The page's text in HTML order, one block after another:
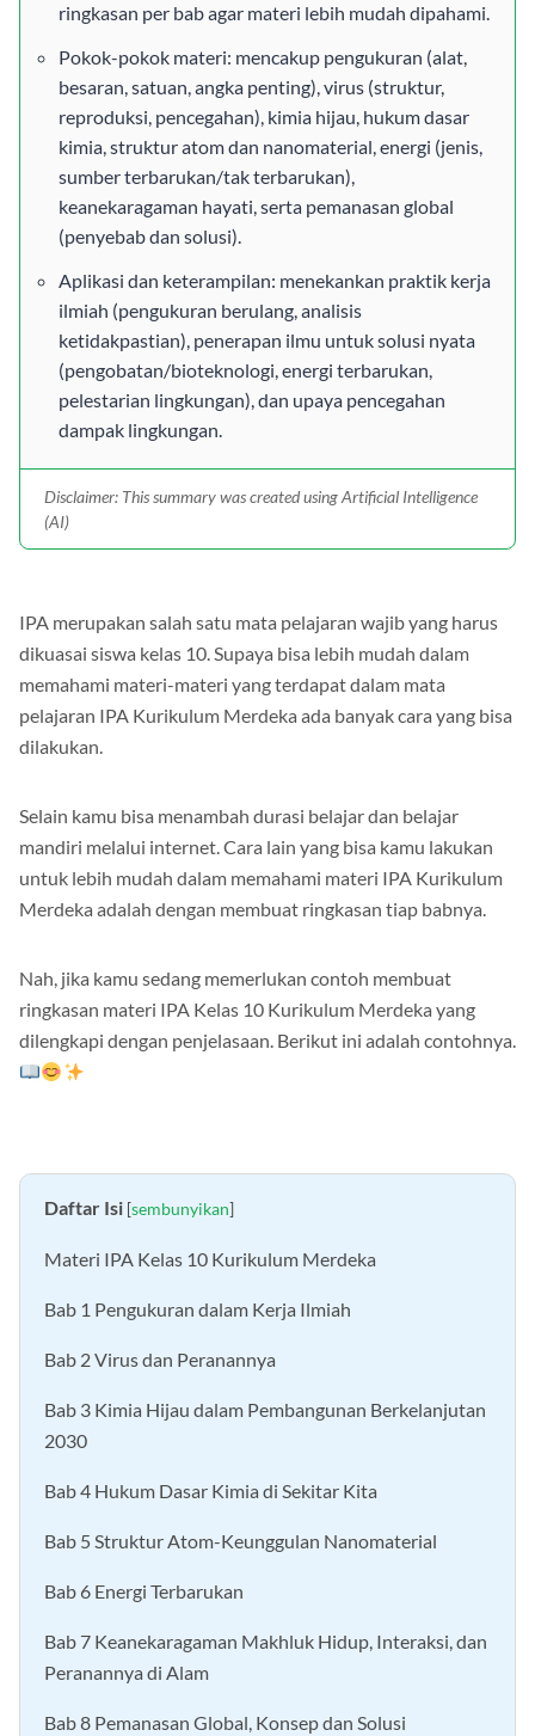
ringkasan per bab agar materi lebih mudah dipahami.
Pokok-pokok materi: mencakup pengukuran (alat,
besaran, satuan, angka penting), virus (struktur,
reproduksi, pencegahan), kimia hijau, hukum dasar
kimia, struktur atom dan nanomaterial, energi (jenis,
sumber terbarukan/tak terbarukan),
keanekaragaman hayati, serta pemanasan global
(penyebab dan solusi).
Aplikasi dan keterampilan: menekankan praktik kerja
ilmiah (pengukuran berulang, analisis
ketidakpastian), penerapan ilmu untuk solusi nyata
(pengobatan/bioteknologi, energi terbarukan,
pelestarian lingkungan), dan upaya pencegahan
dampak lingkungan.
Disclaimer: This summary was created using Artificial Intelligence
(AI)
IPA merupakan salah satu mata pelajaran wajib yang harus
dikuasai siswa kelas 10. Supaya bisa lebih mudah dalam
memahami materi-materi yang terdapat dalam mata
pelajaran IPA Kurikulum Merdeka ada banyak cara yang bisa
dilakukan.
Selain kamu bisa menambah durasi belajar dan belajar
mandiri melalui internet. Cara lain yang bisa kamu lakukan
untuk lebih mudah dalam memahami materi IPA Kurikulum
Merdeka adalah dengan membuat ringkasan tiap babnya.
Nah, jika kamu sedang memerlukan contoh membuat
ringkasan materi IPA Kelas 10 Kurikulum Merdeka yang
dilengkapi dengan penjelasaan. Berikut ini adalah contohnya.
Daftar Isi [sembunyikan]
Materi IPA Kelas 10 Kurikulum Merdeka
Bab 1 Pengukuran dalam Kerja Ilmiah
Bab 2 Virus dan Peranannya
Bab 3 Kimia Hijau dalam Pembangunan Berkelanjutan
2030
Bab 4 Hukum Dasar Kimia di Sekitar Kita
Bab 5 Struktur Atom-Keunggulan Nanomaterial
Bab 6 Energi Terbarukan
Bab 7 Keanekaragaman Makhluk Hidup, Interaksi, dan
Peranannya di Alam
Bab 8 Pemanasan Global, Konsep dan Solusi